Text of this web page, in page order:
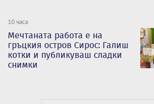
10 часа
Мечтаната работа е на
гръцкия остров Сирос: Галиш
котки и публикуваш сладки
снимки